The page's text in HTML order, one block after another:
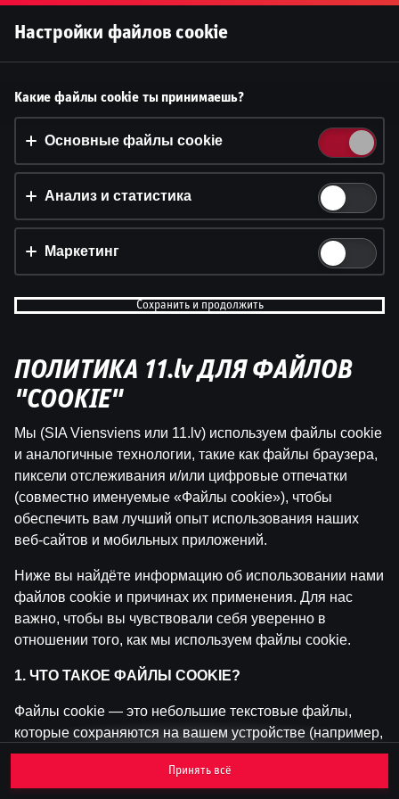
Эта игра недоступна как демо-версия.
Пожалуйста, авторизуйся, чтобы играть в
эту игру на реальные деньги.
Войти
Принять файлы cookie?
На этом веб-сайте используются 3 различных типа
файлов cookie: основные, отслеживающие и
Принять всё
Настройки и информация
Настройки файлов cookie
Какие файлы cookie ты принимаешь?
Основные файлы cookie
Анализ и статистика
Маркетинг
Сохранить и продолжить
ПОЛИТИКА 11.lv ДЛЯ ФАЙЛОВ
"COOKIE"
Мы (SIA Viensviens или 11.lv) используем файлы cookie
и аналогичные технологии, такие как файлы браузера,
пиксели отслеживания и/или цифровые отпечатки
(совместно именуемые «Файлы cookie»), чтобы
обеспечить вам лучший опыт использования наших
веб-сайтов и мобильных приложений.
Ниже вы найдёте информацию об использовании нами
файлов cookie и причинах их применения. Для нас
важно, чтобы вы чувствовали себя уверенно в
отношении того, как мы используем файлы cookie.
1. ЧТО ТАКОЕ ФАЙЛЫ COOKIE?
Файлы cookie — это небольшие текстовые файлы,
которые сохраняются на вашем устройстве (например,
на компьютере, мобильном телефоне или планшете)
при посещении наших веб-сайтов. Размещение
Принять всё